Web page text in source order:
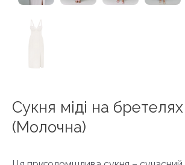
Сукня міді на бретелях
(Молочна)